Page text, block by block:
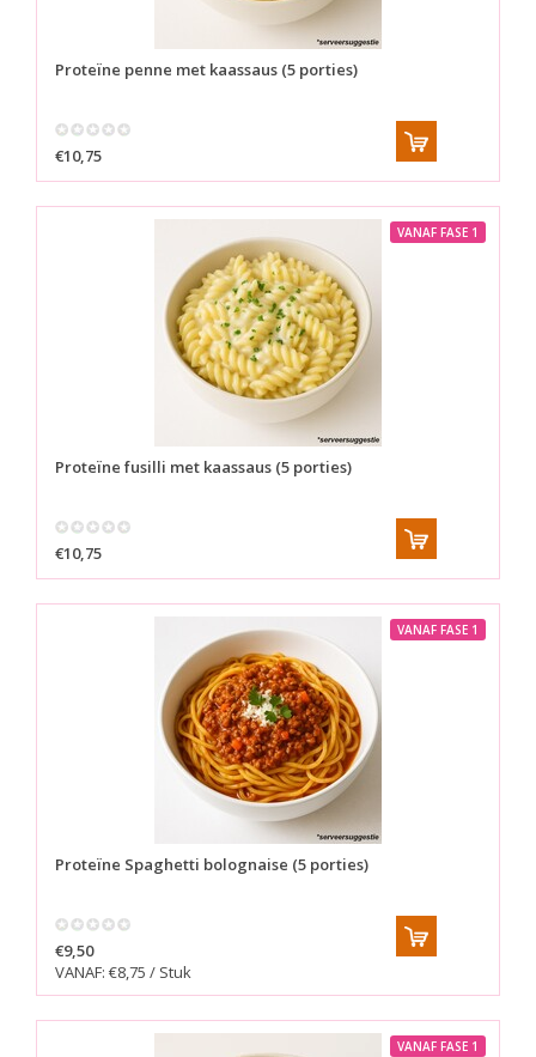
Proteïne penne met kaassaus (5 porties)
€10,75
VANAF FASE 1
Proteïne fusilli met kaassaus (5 porties)
€10,75
VANAF FASE 1
Proteïne Spaghetti bolognaise (5 porties)
€9,50
VANAF: €8,75 / Stuk
VANAF FASE 1